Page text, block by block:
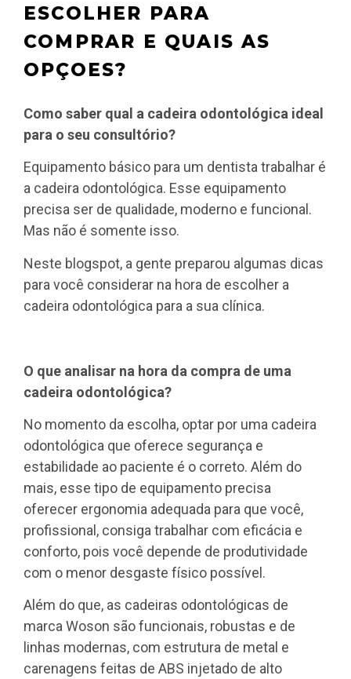
ESCOLHER PARA
COMPRAR E QUAIS AS
OPÇOES?
Como saber qual a cadeira odontológica ideal
para o seu consultório?
Equipamento básico para um dentista trabalhar é
a cadeira odontológica. Esse equipamento
precisa ser de qualidade, moderno e funcional.
Mas não é somente isso.
Neste blogspot, a gente preparou algumas dicas
para você considerar na hora de escolher a
cadeira odontológica para a sua clínica.
O que analisar na hora da compra de uma
cadeira odontológica?
No momento da escolha, optar por uma cadeira
odontológica que oferece segurança e
estabilidade ao paciente é o correto. Além do
mais, esse tipo de equipamento precisa
oferecer ergonomia adequada para que você,
profissional, consiga trabalhar com eficácia e
conforto, pois você depende de produtividade
com o menor desgaste físico possível.
Além do que, as cadeiras odontológicas de
marca Woson são funcionais, robustas e de
linhas modernas, com estrutura de metal e
carenagens feitas de ABS injetado de alto